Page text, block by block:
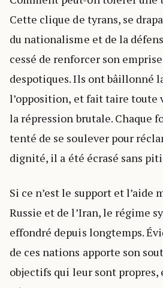
Cette clique de tyrans, se
du nationalisme et de la
cessé de renforcer son
despotiques. Ils ont bâillonné
l’opposition, et fait taire toute
la répression brutale. Chaque
tenté de se soulever pour
dignité, il a été écrasé sans
Si ce n’est le support et l’aide
Russie et de l’Iran, le régime
effondré depuis longtemps.
de ces nations apporte son
objectifs qui leur sont propres,